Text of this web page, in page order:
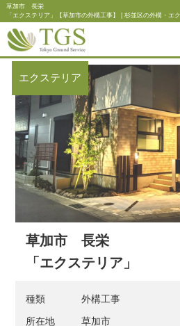
草加市 長栄
「エクステリア」【草加市の外構工事】 | 杉並区の外構・エ
エクステリア
草加市 長栄
「エクステリア」
種類
外構工事
所在地
草加市